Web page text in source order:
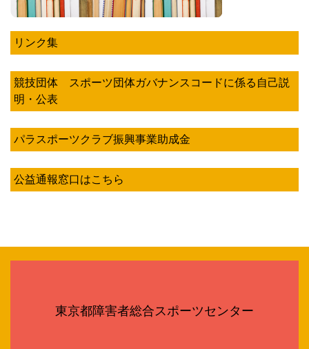
リンク集
競技団体 スポーツ団体ガバナンスコードに係る自己説
明・公表
パラスポーツクラブ振興事業助成金
公益通報窓口はこちら
東京都障害者総合スポーツセンター